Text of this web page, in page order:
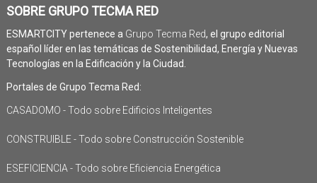
SOBRE GRUPO TECMA RED
ESMARTCITY pertenece a Grupo Tecma Red, el grupo editorial
español líder en las temáticas de Sostenibilidad, Energía y Nuevas
Tecnologías en la Edificación y la Ciudad.
Portales de Grupo Tecma Red:
CASADOMO - Todo sobre Edificios Inteligentes
CONSTRUIBLE - Todo sobre Construcción Sostenible
ESEFICIENCIA - Todo sobre Eficiencia Energética